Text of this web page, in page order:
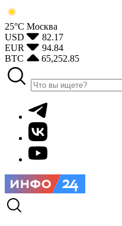
25°С Москва
USD
82.17
EUR
94.84
BTC
65,252.85